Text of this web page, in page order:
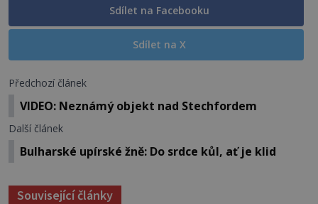
Sdílet na Facebooku
Sdílet na X
Předchozí článek
VIDEO: Neznámý objekt nad Stechfordem
Další článek
Bulharské upírské žně: Do srdce kůl, ať je klid
Související články